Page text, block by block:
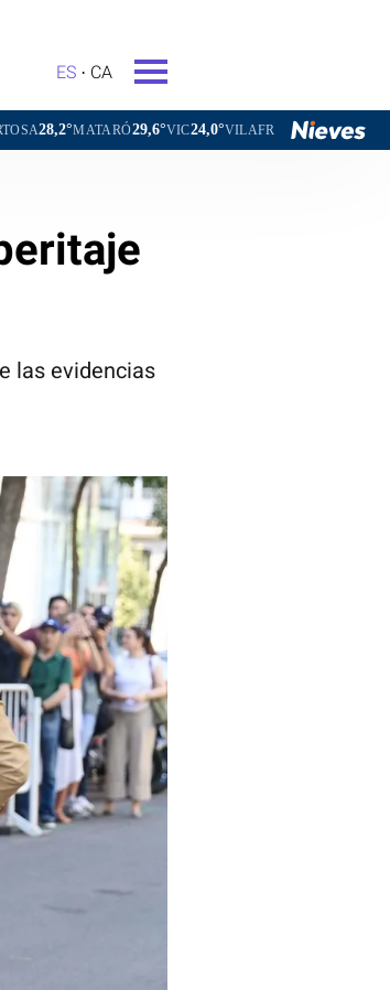
ES CA
29,6°VIC24,0°VILAFRANCA DEL PENEDÈS26,5°
las evidencias